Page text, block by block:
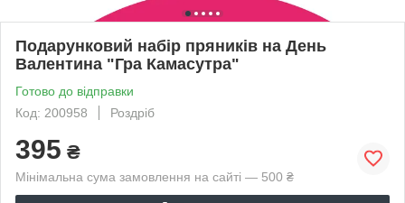
Подарунковий набір пряників на День
Валентина "Гра Камасутра"
Готово до відправки
Код: 200958
Роздріб
395 ₴
Мінімальна сума замовлення на сайті — 500 ₴